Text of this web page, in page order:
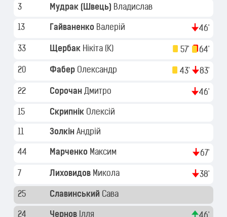
3 Мудрак (Швець) Владислав
13 Гайваненко Валерій 46'
33 Щербак Нікіта (K) 57' 64'
20 Фабер Олександр 43' 83'
22 Сорочан Дмитро 46'
15 Скрипнік Олексій
11 Золкін Андрій
44 Марченко Максим 67'
7 Лиховидов Микола 38'
25 Славинський Сава
24 Чернов Ілля